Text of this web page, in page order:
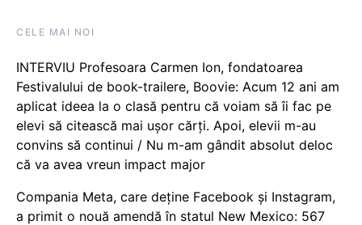
CELE MAI NOI
INTERVIU Profesoara Carmen Ion, fondatoarea
Festivalului de book-trailere, Boovie: Acum 12 ani am
aplicat ideea la o clasă pentru că voiam să îi fac pe
elevi să citească mai ușor cărți. Apoi, elevii m-au
convins să continui / Nu m-am gândit absolut deloc
că va avea vreun impact major
Compania Meta, care deține Facebook și Instagram,
a primit o nouă amendă în statul New Mexico: 567